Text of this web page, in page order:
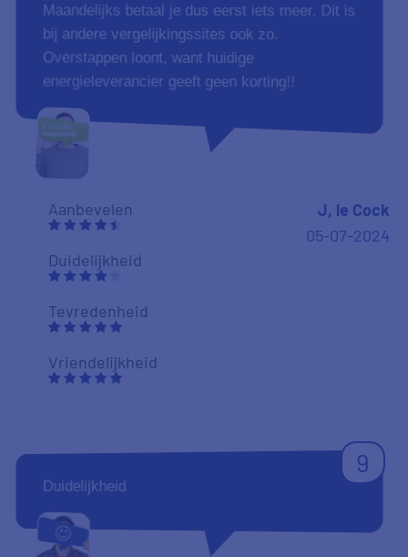
Maandelijks betaal je dus eerst iets meer. Dit is
bij andere vergelijkingssites ook zo.
Overstappen loont, want huidige
energieleverancier geeft geen korting!!
Aanbevelen
Duidelijkheid
Tevredenheid
Vriendelijkheid
J, le Cock
05-07-2024
9
Duidelijkheid